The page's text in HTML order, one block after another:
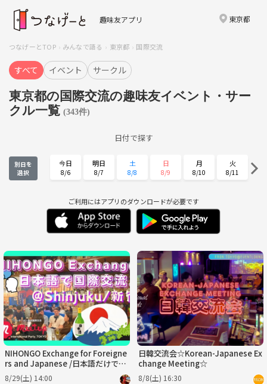
趣味友アプリ 東京都
つなげーとTOP みんなで語る 東京都 国際交流
すべて イベント サークル
東京都の国際交流の趣味友イベント・サー
クル一覧 (343件)
日付で探す
別日を
選択
今日
8/6
明日
8/7
土
8/8
日
8/9
月
8/10
火
8/11
8/12 8/13 8/14 8/15 8/16
火
8/18
水
8/19
金
8/21
土
8/22
8/24 8/25 8/26 8/27 8/28 8/29
日
8/30
月
8/31
火
9/1
水
9/2
木
9/3
金
9/4
ご利用にはアプリのダウンロードが必要です
NIHONGO Exchange for Foreigne
rs and Japanese /日本語だけで国
際交流♪🏮✨
8/29(土) 14:00
日韓交流会☆Korean-Japanese Ex
change Meeting☆
8/8(土) 16:30